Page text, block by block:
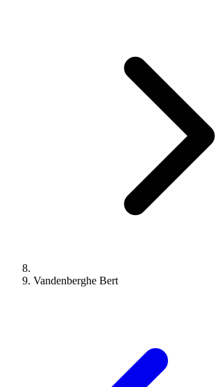
Vandenberghe Bert